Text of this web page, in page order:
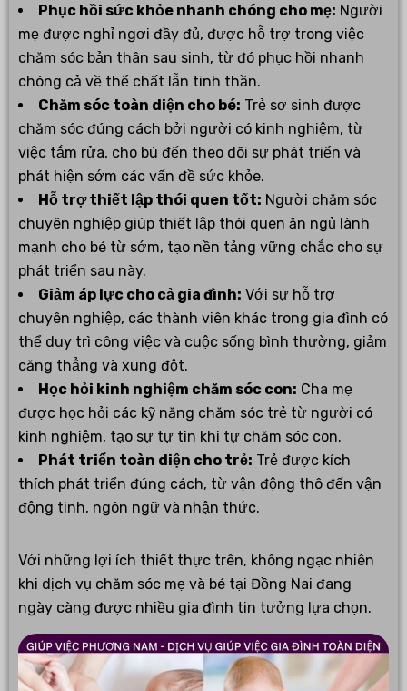
Phục hồi sức khỏe nhanh chóng cho mẹ: Người
mẹ được nghỉ ngơi đầy đủ, được hỗ trợ trong việc
chăm sóc bản thân sau sinh, từ đó phục hồi nhanh
chóng cả về thể chất lẫn tinh thần.
Chăm sóc toàn diện cho bé: Trẻ sơ sinh được
chăm sóc đúng cách bởi người có kinh nghiệm, từ
việc tắm rửa, cho bú đến theo dõi sự phát triển và
phát hiện sớm các vấn đề sức khỏe.
Hỗ trợ thiết lập thói quen tốt: Người chăm sóc
chuyên nghiệp giúp thiết lập thói quen ăn ngủ lành
mạnh cho bé từ sớm, tạo nền tảng vững chắc cho sự
phát triển sau này.
Giảm áp lực cho cả gia đình: Với sự hỗ trợ
chuyên nghiệp, các thành viên khác trong gia đình có
thể duy trì công việc và cuộc sống bình thường, giảm
căng thẳng và xung đột.
Học hỏi kinh nghiệm chăm sóc con: Cha mẹ
được học hỏi các kỹ năng chăm sóc trẻ từ người có
kinh nghiệm, tạo sự tự tin khi tự chăm sóc con.
Phát triển toàn diện cho trẻ: Trẻ được kích
thích phát triển đúng cách, từ vận động thô đến vận
động tinh, ngôn ngữ và nhận thức.
Với những lợi ích thiết thực trên, không ngạc nhiên
khi dịch vụ chăm sóc mẹ và bé tại Đồng Nai đang
ngày càng được nhiều gia đình tin tưởng lựa chọn.